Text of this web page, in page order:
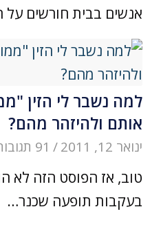
אנשים בבית חורשים
למה נשבר לי הזין
אותם ולהיזהר מהם?
ינואר 12, 2011 / 91 תגובות
טוב, אז הפוסט הזה לא
בעקבות תופעה שכנר…